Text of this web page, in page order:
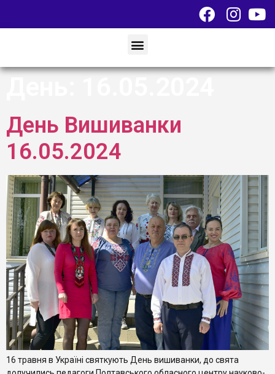
День Вишиванки
16.05.2024
16 травня в Україні святкують День вишиванки, до свята